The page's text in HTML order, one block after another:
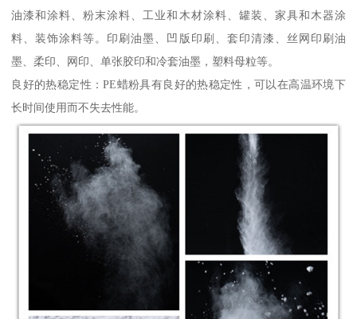
油漆和涂料、粉末涂料、工业和木材涂料、罐装、家具和木器涂
料、装饰涂料等。印刷油墨、凹版印刷、套印清漆、丝网印刷油
墨、柔印、网印、单张胶印和冷套油墨，塑料母粒等。
良好的热稳定性：PE蜡粉具有良好的热稳定性，可以在高温环境下
长时间使用而不失去性能。